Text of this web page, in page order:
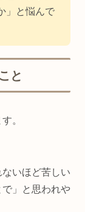
」と悩んで
と
。
いほど苦しい
」と思われや